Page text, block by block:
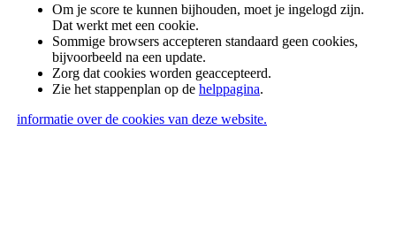
Om je score te kunnen bijhouden, moet je ingelogd zijn.
Dat werkt met een cookie.
Sommige browsers accepteren standaard geen cookies,
bijvoorbeeld na een update.
Zorg dat cookies worden geaccepteerd.
Zie het stappenplan op de helppagina.
informatie over de cookies van deze website.